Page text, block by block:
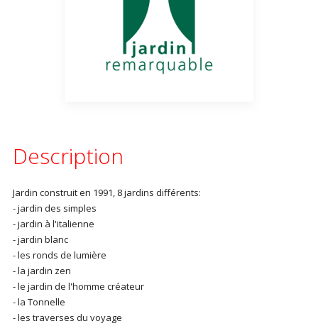
Description
Jardin construit en 1991, 8 jardins différents:
- jardin des simples
- jardin à l'italienne
- jardin blanc
- les ronds de lumière
- la jardin zen
- le jardin de l'homme créateur
- la Tonnelle
- les traverses du voyage